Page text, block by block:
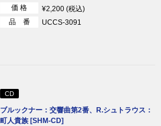
価 格
¥2,200 (税込)
品 番
UCCS-3091
CD
ブルックナー：交響曲第2番、R.シュトラウス：
町人貴族 [SHM-CD]